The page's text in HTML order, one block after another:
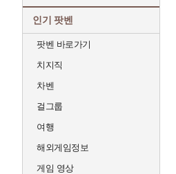
인기 팟벤
팟벤 바로가기
치지직
차벤
걸그룹
여행
해외게임정보
게임 영상